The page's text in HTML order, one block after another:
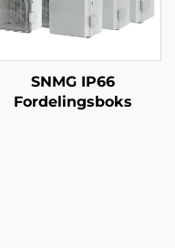
SNMG IP66
Fordelingsboks